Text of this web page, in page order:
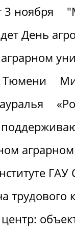
3 ноября
День
Тюмени
трудового